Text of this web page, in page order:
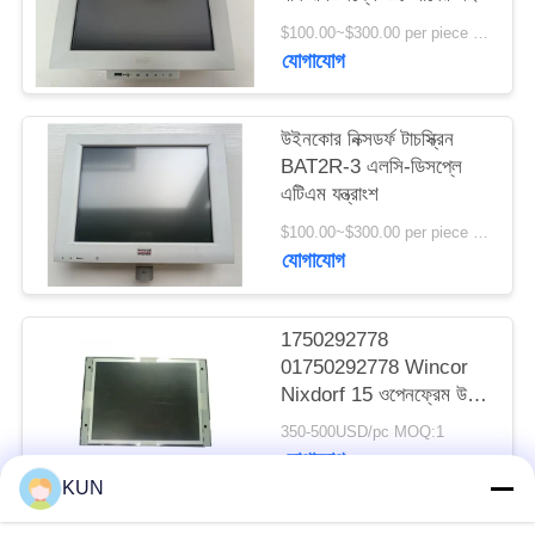
PRIVACY
POLICY
$100.00~$300.00 per piece MOQ:1
যোগাযোগ
উইনকোর নিক্সডর্ফ টাচস্ক্রিন
BAT2R-3 এলসি-ডিসপ্লে
এটিএম যন্ত্রাংশ
$100.00~$300.00 per piece MOQ:1
যোগাযোগ
1750292778
01750292778 Wincor
Nixdorf 15 ওপেনফ্রেম উচ্চ
উজ্জ্বল LCD ডিসপ্লে ATM
মেশিনের যন্ত্রাংশ
350-500USD/pc MOQ:1
যোগাযোগ
KUN